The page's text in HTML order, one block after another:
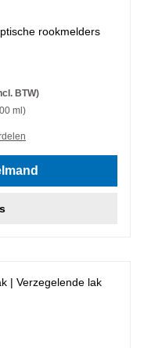
rookmelders
BTW)
ml)